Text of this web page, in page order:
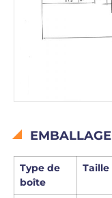
Type de
boîte
Taille